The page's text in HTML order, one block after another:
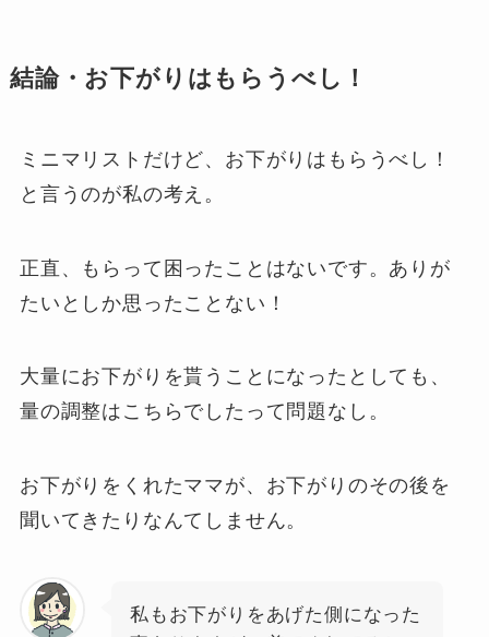
結論・お下がりはもらうべし！
ミニマリストだけど、お下がりはもらうべし！
と言うのが私の考え。
正直、もらって困ったことはないです。ありが
たいとしか思ったことない！
大量にお下がりを貰うことになったとしても、
量の調整はこちらでしたって問題なし。
お下がりをくれたママが、お下がりのその後を
聞いてきたりなんてしません。
私もお下がりをあげた側になった